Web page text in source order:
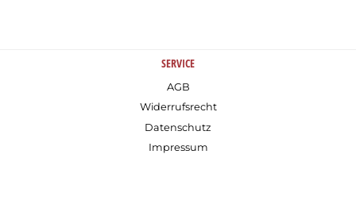
SERVICE
AGB
Widerrufsrecht
Datenschutz
Impressum